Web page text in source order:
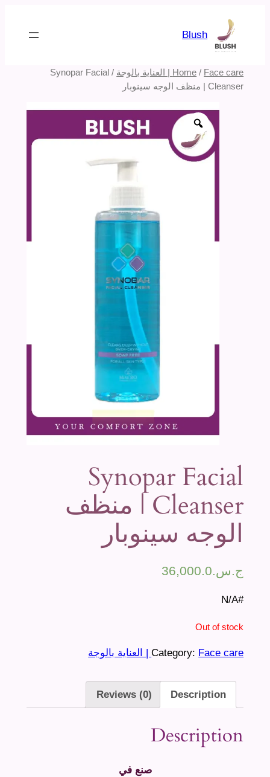
المحتوى
Blush
Home / Face care | العناية بالوجة
/ Synopar Facial
Cleanser | منظف الوجه سينوبار
Zoom
Synopar Facial
Cleanser | منظف
الوجه سينوبار
ج.س.36,000.0
#N/A
Out of stock
Category: Face care | العناية بالوجة
Description
Reviews (0)
Description
صنع في